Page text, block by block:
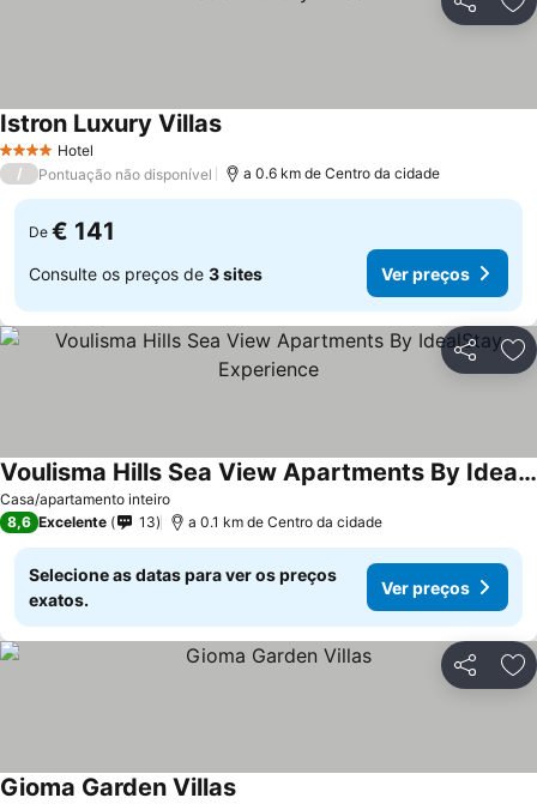
Partilhar
4 EstrelasHotel
Istron Luxury Villas
/ Pontuação não disponível a 0.6 km de Centro da cidade
De € 141
Consulte os preços de 3 sites Ver preços
Partilhar
Casa/apartamento inteiro
Voulisma Hills Sea View Apartments By IdealStay Experience
8,6 Excelente 13 a 0.1 km de Centro da cidade
Selecione as datas para ver os preços
exatos.
Ver preços
Partilhar
Gioma Garden Villas